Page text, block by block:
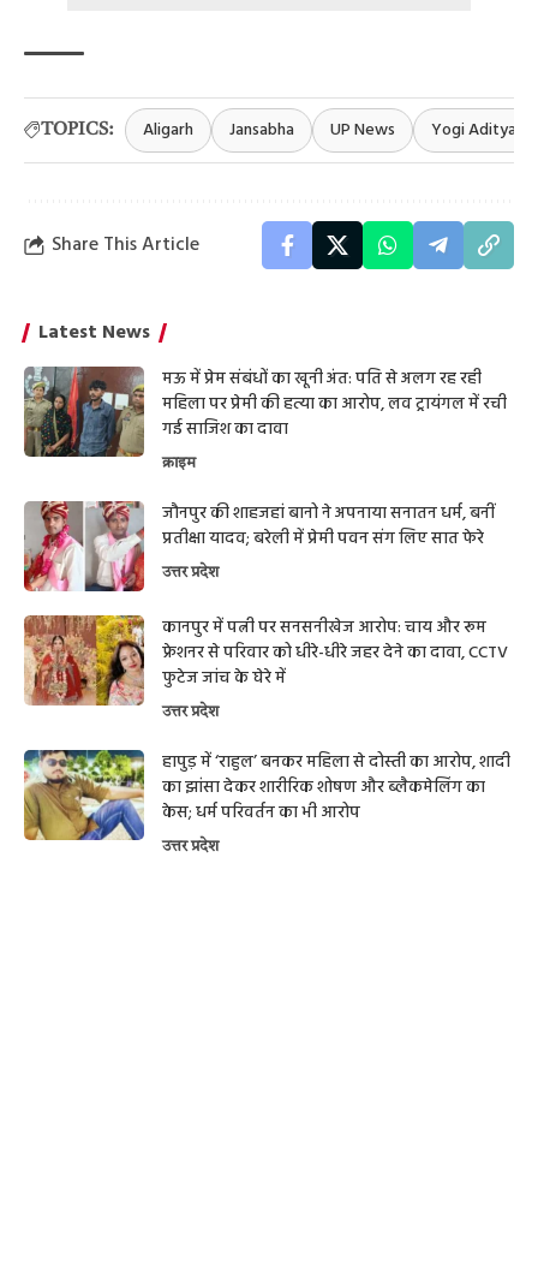
TOPICS: Aligarh Jansabha UP News Yogi
Share This Article
Latest News
मऊ में प्रेम संबंधों का खूनी अंत: पति से अलग रह रही
महिला पर प्रेमी की हत्या का आरोप, लव ट्रायंगल में रची
गई साजिश का दावा
क्राइम
जौनपुर की शाहजहां बानो ने अपनाया सनातन धर्म, बनीं
प्रतीक्षा यादव; बरेली में प्रेमी पवन संग लिए सात फेरे
उत्तर प्रदेश
कानपुर में पत्नी पर सनसनीखेज आरोप: चाय और रूम
फ्रेशनर से परिवार को धीरे-धीरे जहर देने का दावा, CCTV
फुटेज जांच के घेरे में
उत्तर प्रदेश
हापुड़ में ‘राहुल’ बनकर महिला से दोस्ती का आरोप, शादी
का झांसा देकर शारीरिक शोषण और ब्लैकमेलिंग का
केस; धर्म परिवर्तन का भी आरोप
उत्तर प्रदेश